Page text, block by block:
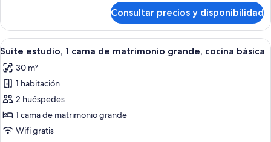
cocina
básica
estudio,
cama
matrimonio,
cocina
básica
Consultar precios y disponibilidad
Abrir
todas
las
fotos
de
Suite
estudio,
Suite estudio, 1 cama de
11
Suite estudio, 1 cama de matrimonio grande, cocina básica
30 m²
1 habitación
2 huéspedes
1 cama de matrimonio grande
Wifi gratis